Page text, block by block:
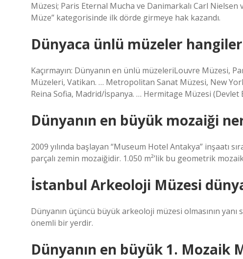
Müzesi; Paris Eternal Mucha ve Danimarkalı Carl
Müze” kategorisinde ilk dörde girmeye hak kazandı.
Dünyaca ünlü müzeler
Kaçırmayın: Dünyanın en ünlü müzeleriLouvre Müzesi,
Müzeleri, Vatikan. … Metropolitan Sanat Müzesi, New
Reina Sofia, Madrid/İspanya. … Hermitage Müzesi
Dünyanın en büyük mozaiği
2009 yılında başlayan “Museum Hotel Antakya” inşaatı
parçalı zemin mozaiğidir. 1.050 m²’lik bu geometrik
İstanbul Arkeoloji Müzesi
Dünyanın üçüncü büyük arkeoloji müzesi olmasının yanı
önemli bir yerdir.
Dünyanın en büyük 1. Mozaik